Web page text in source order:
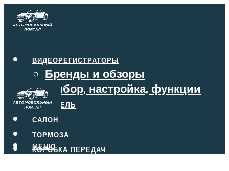
ВИДЕОРЕГИСТРАТОРЫ
Бренды и обзоры
Выбор, настройка, функции
ДВИГАТЕЛЬ
САЛОН
ТОРМОЗА
КОРОБКА ПЕРЕДАЧ
МЕНЮ